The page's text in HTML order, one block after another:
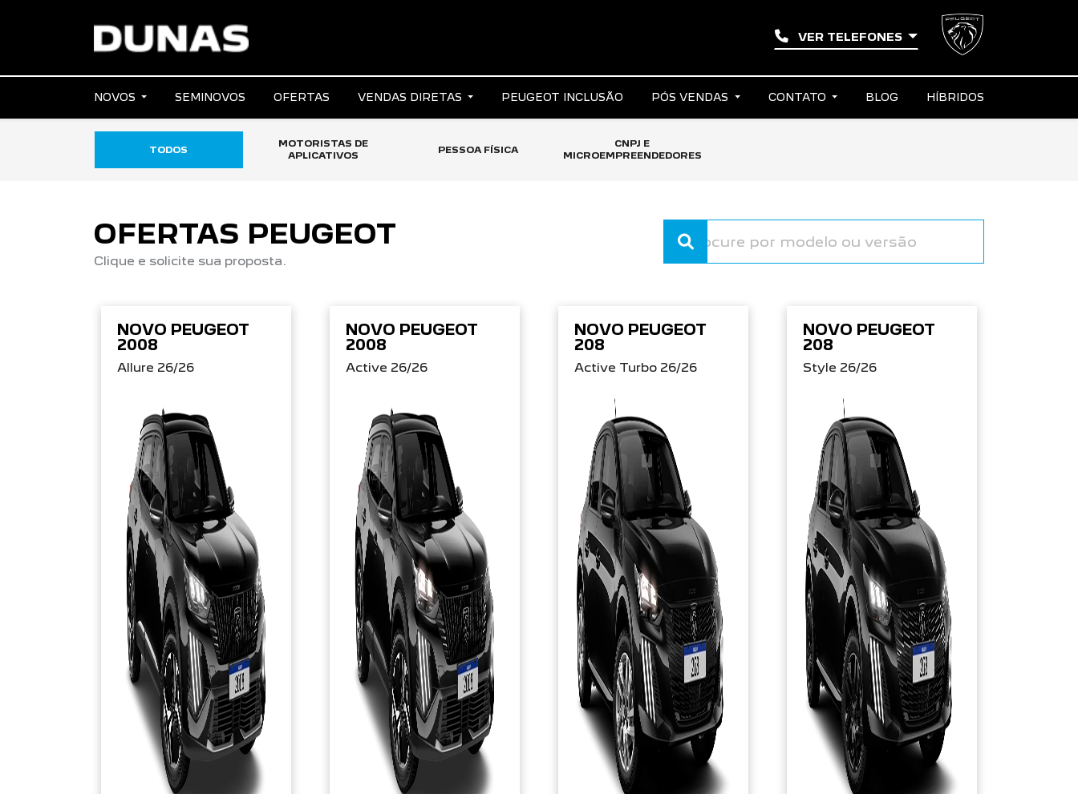
VER TELEFONES
NOVOS SEMINOVOS OFERTAS VENDAS DIRETAS PEUGEOT INCLUSÃO PÓS VENDAS CONTATO BLOG HÍBRIDOS
TODOS
MOTORISTAS DE
APLICATIVOS
PESSOA FÍSICA
CNPJ E
MICROEMPREENDEDORES
OFERTAS PEUGEOT
Clique e solicite sua proposta.
NOVO PEUGEOT
2008
Allure 26/26
NOVO PEUGEOT
2008
Active 26/26
NOVO PEUGEOT
208
Active Turbo 26/26
NOVO PEUGEOT
208
Style 26/26